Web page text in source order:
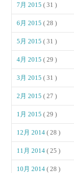
7月 2015( 31 )
6月 2015( 28 )
5月 2015( 31 )
4月 2015( 29 )
3月 2015( 31 )
2月 2015( 27 )
1月 2015( 29 )
12月 2014( 28 )
11月 2014( 25 )
10月 2014( 28 )